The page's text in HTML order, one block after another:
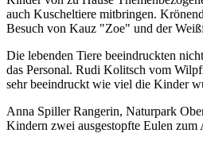
auch Kuscheltiere mitbringen.
Besuch von Kauz "Zoe" und der
Die lebenden Tiere beeindruckten
das Personal. Rudi Kolitsch vom
sehr beeindruckt wie viel die Kinder
Anna Spiller Rangerin, Naturpark
Kindern zwei ausgestopfte Eulen zum